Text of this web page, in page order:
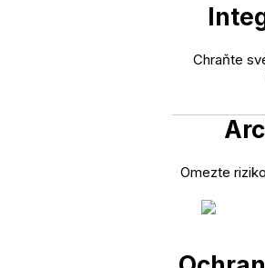
Chraňte
Omezte